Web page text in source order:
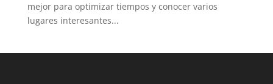
mejor para optimizar tiempos y conocer varios
lugares interesantes...